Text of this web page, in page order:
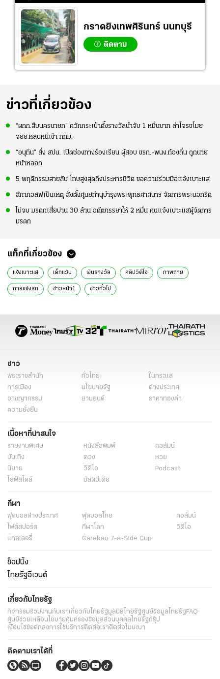
กราดยิงเทพศิรินทร์ นนทบุรี
ติดตาม
ข่าวที่เกี่ยวข้อง
“ผกก.สืบนครนายก” ควักกระเป๋าตั้งรางวัลนำจับ 1 หมื่นบาท ล่าโจรขโมย
จยย.หลบหนีเข้า กทม.
“อนุทิน” สั่ง สปน. เปิดช่องทางร้องเรียน ผู้สอบ ขรก.-พนง.ท้องถิ่น ถูกนาย
หน้าหลอก
5 พฤติกรรมสายลับ โทษสูงสุดถึงประหารชีวิต ขอความร่วมมือแจ้งเบาะแส
สีกากอล์ฟเป็นเหตุ สั่งตั้งศูนย์ทำนุบำรุงพระพุทธศาสนาฯ จัดการพระนอกรีด
ไม่จบ มรดกเสี่ยปาน 30 ล้าน อดีตภรรยาให้ 2 หมื่น คนแจ้งเบาะแสผู้จัดการ
มรดก
แท็กที่เกี่ยวข้อง
แจ้งเบาะแส เด็กแว้น เงินรางวัล คลิปวิดีโอ ภาพถ่าย
การแข่งรถ ข่าวหน้า1 ข่าวทั่วไป
ข่าว
พระราชสำนัก ทั่วไทย
ในกระแส
การเมือง
นโยบายรัฐ
ต่างประเทศ
อาชญากรรม
ยานยนต์
ราคาทองคำ
ความยั่งยืน
เนื้อหาที่น่าสนใจ
รายงานพิเศษ หนังสือพิมพ์
คอลัมน์
บันเทิง
ดวง
หวย
นิยาย
วิดีโอ
Podcast
ไลฟ์สไตล์
มัลติมีเดีย
กีฬา
ฟุตบอลต่่างประเทศ ฟุตบอลไทย
คอลัมน์
ไฟต์สปอร์ต
กีฬาโลก
วิดีโอ
แกลเลอรี่
Carabao 7-a-Side Cup
ช็อปปิ้ง
ไทยรัฐอีเวนต์
เกี่ยวกับไทยรัฐ
กิจกรรมร่วมงานกับเราเกี่ยวกับไทยรัฐมูลนิธิไทยรัฐศูนย์ข้อมูลไทยรัฐFAQ
ศูนย์ช่วยเหลือนโยบายคุ้มครองข้อมูลส่วนบุคคลไทยรัฐกรุ๊ป
เงื่อนไขข้อตกลงการใช้บริการติดต่อเราติดต่อโฆษณา
ติดตามเราได้ที่